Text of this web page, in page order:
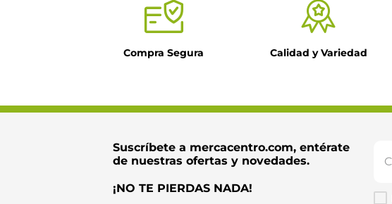
Dirección de email
Escribe un comentario
Compra Segura Calidad y Variedad
Suscríbete a mercacentro.com, entérate
de nuestras ofertas y novedades.
¡NO TE PIERDAS NADA!